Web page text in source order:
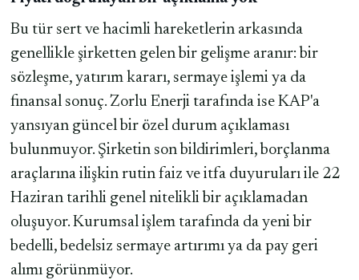
Bu tür sert ve hacimli hareketlerin arkasında
genellikle şirketten gelen bir gelişme aranır: bir
sözleşme, yatırım kararı, sermaye işlemi ya da
finansal sonuç. Zorlu Enerji tarafında ise KAP'a
yansıyan güncel bir özel durum açıklaması
bulunmuyor. Şirketin son bildirimleri, borçlanma
araçlarına ilişkin rutin faiz ve itfa duyuruları ile 22
Haziran tarihli genel nitelikli bir açıklamadan
oluşuyor. Kurumsal işlem tarafında da yeni bir
bedelli, bedelsiz sermaye artırımı ya da pay geri
alımı görünmüyor.